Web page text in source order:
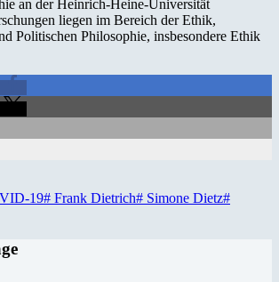
an der Heinrich-Heine-Universität
liegen im Bereich der Ethik,
Politischen Philosophie, insbesondere Ethik
19# Frank Dietrich# Simone Dietz#